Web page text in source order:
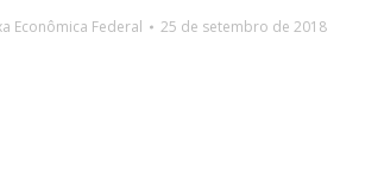
Econômica Federal 25 de setembro de 2018